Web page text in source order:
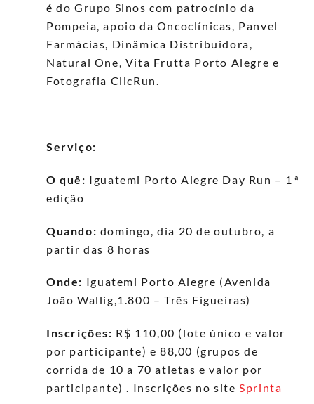
é do Grupo Sinos com patrocínio da
Pompeia, apoio da Oncoclínicas, Panvel
Farmácias, Dinâmica Distribuidora,
Natural One, Vita Frutta Porto Alegre e
Fotografia ClicRun.
Serviço:
O quê: Iguatemi Porto Alegre Day Run – 1⁠ª
edição
Quando: domingo, dia 20 de outubro, a
partir das 8 horas
Onde: Iguatemi Porto Alegre (Avenida
João Wallig,1.800 – Três Figueiras)
Inscrições: R$ 110,00 (lote único e valor
por participante) e 88,00 (grupos de
corrida de 10 a 70 atletas e valor por
participante) . Inscrições no siteSprinta